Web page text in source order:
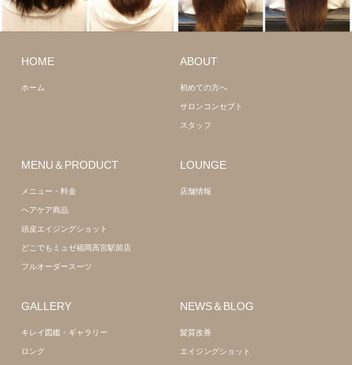
ロング 髪質
HOME
ホーム
ABOUT
初めての方へ
サロンコンセプト
スタッフ
MENU＆PRODUCT
メニュー・料金
ヘアケア商品
頭皮エイジングショット
どこでもミュゼ福岡高宮駅前店
フルオーダースーツ
LOUNGE
店舗情報
GALLERY
キレイ図鑑・ギャラリー
ロング
NEWS＆BLOG
髪質改善
エイジングショット